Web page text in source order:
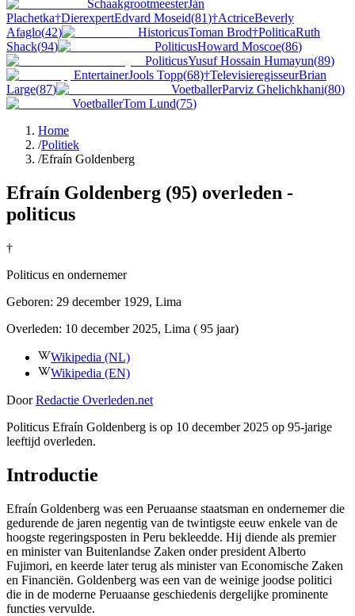
SchaakgrootmeesterJán
Plachetka†DierexpertEdvard Moseid(81)†ActriceBeverly
Afaglo(42) HistoricusToman Brod†PoliticaRuth
Shack(94) PoliticusHoward Moscoe(86)
PoliticusYusuf Hossain Humayun(89)
EntertainerJools Topp(68)†TelevisieregisseurBrian
Large(87) VoetballerParviz Ghelichkhani(80)
VoetballerTom Lund(75)
Home
/Politiek
/Efraín Goldenberg
Efraín Goldenberg (95) overleden -
politicus
†
Politicus en ondernemer
Geboren: 29 december 1929, Lima
Overleden: 10 december 2025, Lima ( 95 jaar)
Wikipedia (NL)
Wikipedia (EN)
Door Redactie Overleden.net
Politicus Efraín Goldenberg is op 10 december 2025 op 95-jarige
leeftijd overleden.
Introductie
Efraín Goldenberg was een Peruaanse staatsman en ondernemer die
gedurende de jaren negentig van de twintigste eeuw enkele van de
hoogste regeringsposten in Peru bekleedde. Hij diende als premier
en minister van Buitenlandse Zaken onder president Alberto
Fujimori, en keerde later terug als minister van Economische Zaken
en Financiën. Goldenberg was een van de weinige joodse politici
die in de moderne Peruaanse geschiedenis dergelijke prominente
functies vervulde.